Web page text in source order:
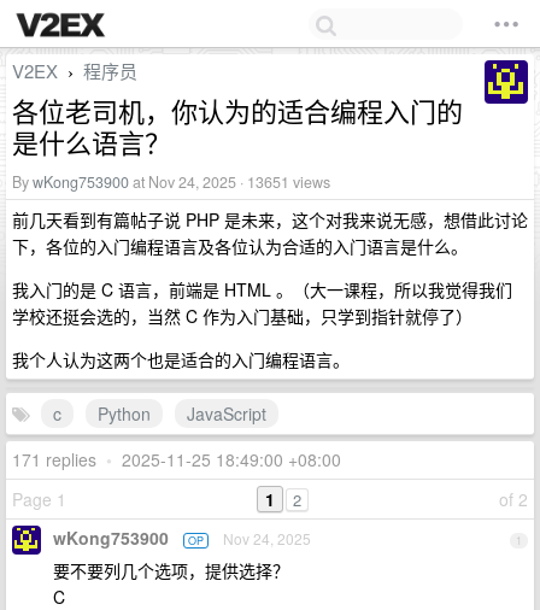
V2EX › 程序员
各位老司机，你认为的适合编程入门的
是什么语言？
BywKong753900at Nov 24, 2025 · 13651 views
前几天看到有篇帖子说 PHP 是未来，这个对我来说无感，想借此讨论
下，各位的入门编程语言及各位认为合适的入门语言是什么。
我入门的是 C 语言，前端是 HTML 。（大一课程，所以我觉得我们
学校还挺会选的，当然 C 作为入门基础，只学到指针就停了）
我个人认为这两个也是适合的入门编程语言。
c Python
JavaScript
171 replies • 2025-11-25 18:49:00 +08:00
Page 1
of 2
1 2
1
wKong753900 OP Nov 24, 2025
要不要列几个选项，提供选择？
C